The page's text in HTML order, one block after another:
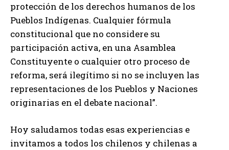
protección de los derechos humanos de los
Pueblos Indígenas. Cualquier fórmula
constitucional que no considere su
participación activa, en una Asamblea
Constituyente o cualquier otro proceso de
reforma, será ilegítimo si no se incluyen las
representaciones de los Pueblos y Naciones
originarias en el debate nacional”.
Hoy saludamos todas esas experiencias e
invitamos a todos los chilenos y chilenas a